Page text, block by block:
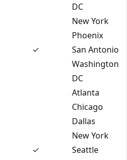
DC
✓
New York
Phoenix
San Antonio
Washington
DC
✓
Atlanta
Chicago
Dallas
New York
Seattle